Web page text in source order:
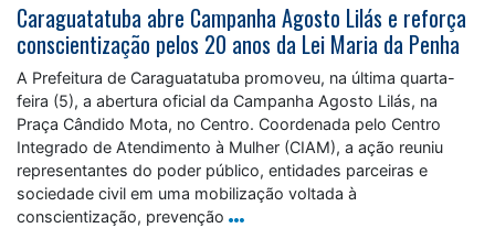
Caraguatatuba abre Campanha Agosto Lilás e reforça
conscientização pelos 20 anos da Lei Maria da Penha
A Prefeitura de Caraguatatuba promoveu, na última quarta-
feira (5), a abertura oficial da Campanha Agosto Lilás, na
Praça Cândido Mota, no Centro. Coordenada pelo Centro
Integrado de Atendimento à Mulher (CIAM), a ação reuniu
representantes do poder público, entidades parceiras e
sociedade civil em uma mobilização voltada à
conscientização, prevenção